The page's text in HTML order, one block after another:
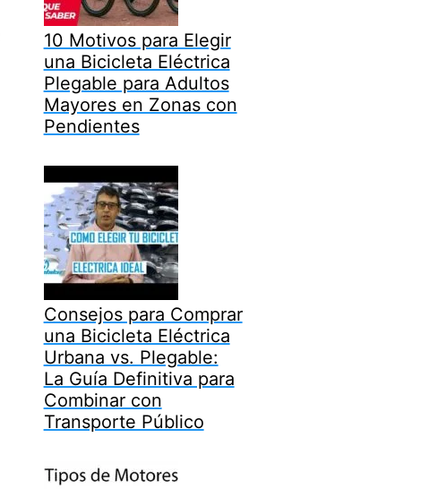
10 Motivos para Elegir
una Bicicleta Eléctrica
Plegable para Adultos
Mayores en Zonas con
Pendientes
Consejos para Comprar
una Bicicleta Eléctrica
Urbana vs. Plegable:
La Guía Definitiva para
Combinar con
Transporte Público